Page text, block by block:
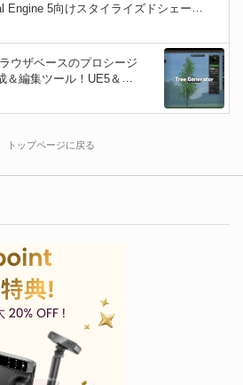
Engine 5向けスタイライズドシェーダ
ップデート！
ウザベースのプロシージ
＆編集ツール！UE5＆Me
力可能！スタンドアロ
トップページに戻る